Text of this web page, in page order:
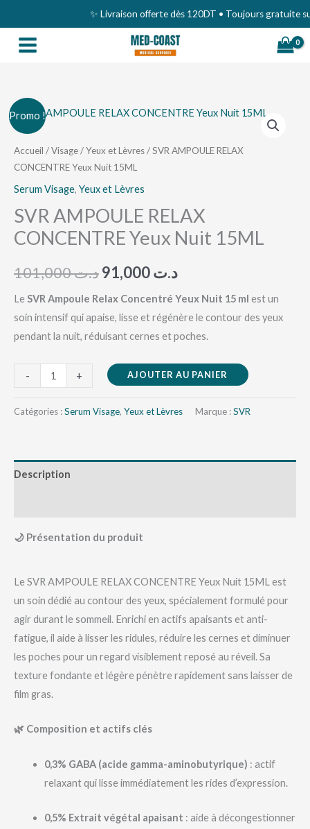
au
contenu
✨ Livraison offerte dès 120DT • Toujours gratuite sur
Promo !
Accueil /Visage/Yeux et Lèvres/ SVR AMPOULE RELAX
CONCENTRE Yeux Nuit 15ML
Serum Visage, Yeux et Lèvres
SVR AMPOULE RELAX
CONCENTRE Yeux Nuit 15ML
د.ت101,000
Le
prix
initial
était :
د.ت 101,000.
د.ت
Le
prix
د.ت 91,000.
Le SVR Ampoule Relax Concentré Yeux Nuit 15 ml est un
soin intensif qui apaise, lisse et régénère le contour des yeux
pendant la nuit, réduisant cernes et poches.
-
quantité
de
SVR
AMPOULE
RELAX
Yeux
Nuit
+ AJOUTER AU PANIER
Catégories :Serum Visage, Yeux et Lèvres Marque :SVR
Description
🌙 Présentation du produit
Le SVR AMPOULE RELAX CONCENTRE Yeux Nuit 15ML est
un soin dédié au contour des yeux, spécialement formulé pour
agir durant le sommeil. Enrichi en actifs apaisants et anti-
fatigue, il aide à lisser les ridules, réduire les cernes et diminuer
les poches pour un regard visiblement reposé au réveil. Sa
texture fondante et légère pénètre rapidement sans laisser de
film gras.
🌿 Composition et actifs clés
0,3% GABA (acide gamma-aminobutyrique) : actif
relaxant qui lisse immédiatement les rides d’expression.
0,5% Extrait végétal apaisant : aide à décongestionner